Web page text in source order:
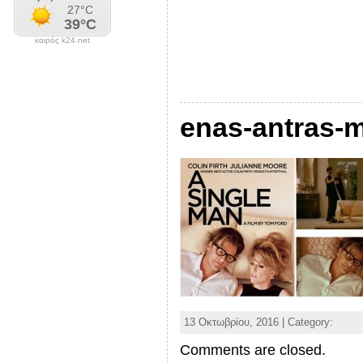
καιρός k24.net
enas-antras-
13 Οκτωβρίου, 2016 | Category:
Comments are closed.